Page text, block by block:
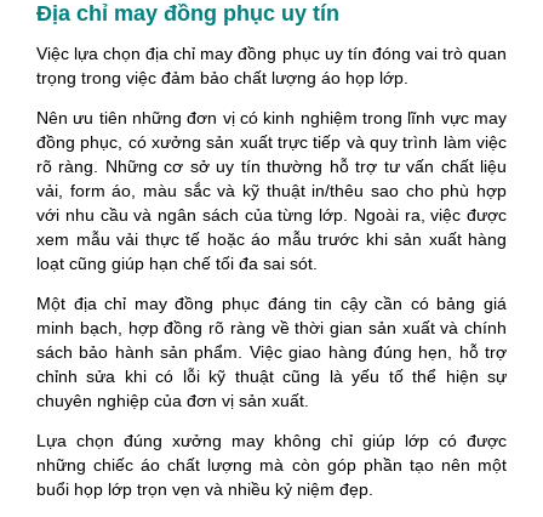
Địa chỉ may đồng phục uy tín
Việc lựa chọn địa chỉ may đồng phục uy tín đóng vai trò quan
trọng trong việc đảm bảo chất lượng áo họp lớp.
Nên ưu tiên những đơn vị có kinh nghiệm trong lĩnh vực may
đồng phục, có xưởng sản xuất trực tiếp và quy trình làm việc
rõ ràng. Những cơ sở uy tín thường hỗ trợ tư vấn chất liệu
vải, form áo, màu sắc và kỹ thuật in/thêu sao cho phù hợp
với nhu cầu và ngân sách của từng lớp. Ngoài ra, việc được
xem mẫu vải thực tế hoặc áo mẫu trước khi sản xuất hàng
loạt cũng giúp hạn chế tối đa sai sót.
Một địa chỉ may đồng phục đáng tin cậy cần có bảng giá
minh bạch, hợp đồng rõ ràng về thời gian sản xuất và chính
sách bảo hành sản phẩm. Việc giao hàng đúng hẹn, hỗ trợ
chỉnh sửa khi có lỗi kỹ thuật cũng là yếu tố thể hiện sự
chuyên nghiệp của đơn vị sản xuất.
Lựa chọn đúng xưởng may không chỉ giúp lớp có được
những chiếc áo chất lượng mà còn góp phần tạo nên một
buổi họp lớp trọn vẹn và nhiều kỷ niệm đẹp.